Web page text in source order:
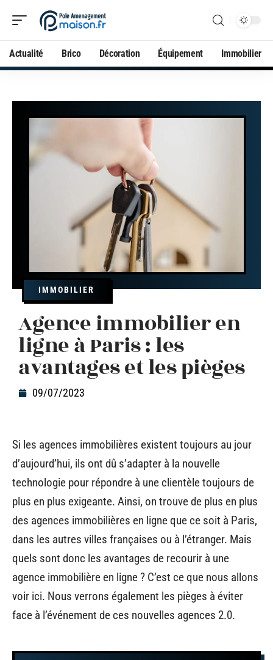
Actualité Brico Décoration Équipement Immobilier
IMMOBILIER
Agence immobilier en
ligne à Paris : les
avantages et les pièges
09/07/2023
Si les agences immobilières existent toujours au jour
d’aujourd’hui, ils ont dû s’adapter à la nouvelle
technologie pour répondre à une clientèle toujours de
plus en plus exigeante. Ainsi, on trouve de plus en plus
des agences immobilières en ligne que ce soit à Paris,
dans les autres villes françaises ou à l’étranger. Mais
quels sont donc les avantages de recourir à une
agence immobilière en ligne ? C’est ce que nous allons
voir ici. Nous verrons également les pièges à éviter
face à l’événement de ces nouvelles agences 2.0.